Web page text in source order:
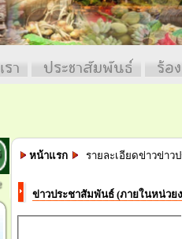
า ประชาสัมพันธ์ ร้อ
หน้าแรก รายละเอียดข่าวข่าว
ข่าวประชาสัมพันธ์ (ภายในหน่วย